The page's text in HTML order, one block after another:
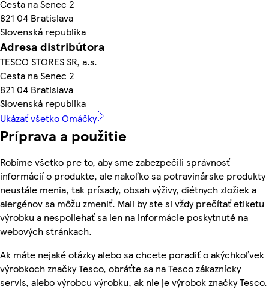
Cesta na Senec 2
821 04 Bratislava
Slovenská republika
Adresa distribútora
TESCO STORES SR, a.s.
Cesta na Senec 2
821 04 Bratislava
Slovenská republika
Ukázať všetko Omáčky
Príprava a použitie
Robíme všetko pre to, aby sme zabezpečili správnosť
informácií o produkte, ale nakoľko sa potravinárske produkty
neustále menia, tak prísady, obsah výživy, diétnych zložiek a
alergénov sa môžu zmeniť. Mali by ste si vždy prečítať etiketu
výrobku a nespoliehať sa len na informácie poskytnuté na
webových stránkach.
Ak máte nejaké otázky alebo sa chcete poradiť o akýchkoľvek
výrobkoch značky Tesco, obráťte sa na Tesco zákaznícky
servis, alebo výrobcu výrobku, ak nie je výrobok značky Tesco.